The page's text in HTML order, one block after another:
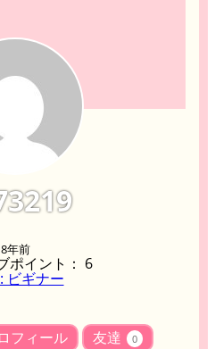
8年前
ポイント： 6
ビギナー
フィール 友達 0